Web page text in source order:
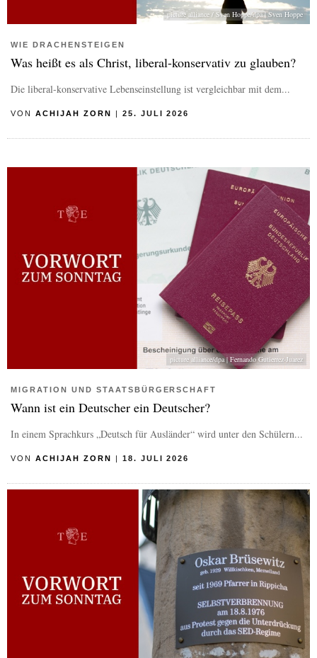
picture alliance / Sven Hoppe/dpa | Sven Hoppe
WIE DRACHENSTEIGEN
Was heißt es als Christ, liberal-konservativ zu glauben?
Die liberal-konservative Lebenseinstellung ist vergleichbar mit dem...
VON ACHIJAH ZORN | 25. JULI 2026
picture alliance/dpa | Fernando Gutierrez-Juarez
MIGRATION UND STAATSBÜRGERSCHAFT
Wann ist ein Deutscher ein Deutscher?
In einem Sprachkurs „Deutsch für Ausländer“ wird unter den Schülern...
VON ACHIJAH ZORN 18. JULI 2026